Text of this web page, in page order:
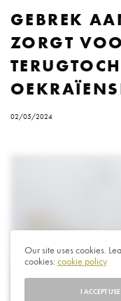
GEBREK
ZORGT
02/05/2024
Our site uses cookies.
cookies:cookie policy
I ACCEPT